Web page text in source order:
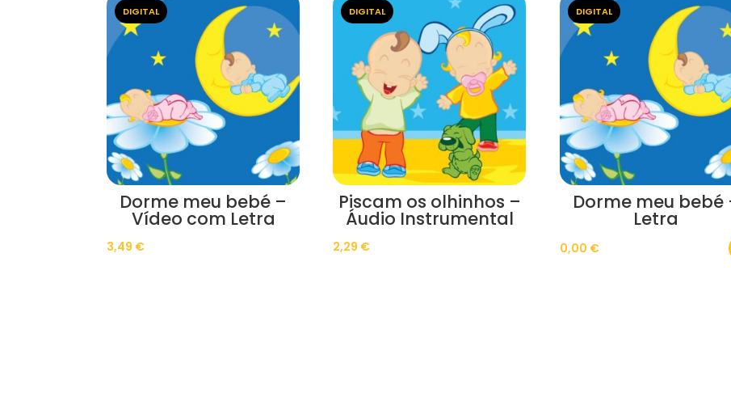
DIGITAL
Dorme meu bebé –
Vídeo com Letra
3,49 €
DIGITAL
Piscam os olhinhos –
Áudio Instrumental
2,29 €
DIGITAL
Dorme meu bebé
Letra
0,00 €